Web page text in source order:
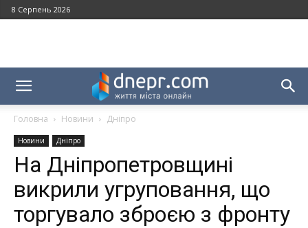
8 Серпень 2026
Головна Новини Дніпро
Новини Дніпро
На Дніпропетровщині
викрили угруповання, що
торгувало зброєю з фронту